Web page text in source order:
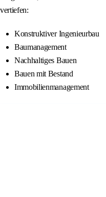
vertiefen:
Konstruktiver Ingenieurbau
Baumanagement
Nachhaltiges Bauen
Bauen mit Bestand
Immobilienmanagement